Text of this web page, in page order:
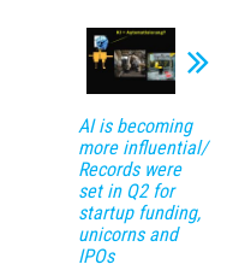
AI is becoming
more influential/
Records were
set in Q2 for
startup funding,
unicorns and
IPOs